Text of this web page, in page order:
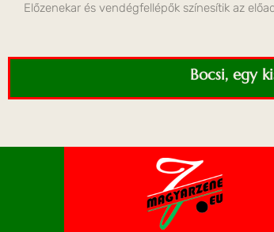
Előzenekar és vendégfellépők színesítik az
Bocsi, egy